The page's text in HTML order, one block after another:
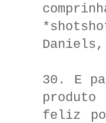
30. E
feliz